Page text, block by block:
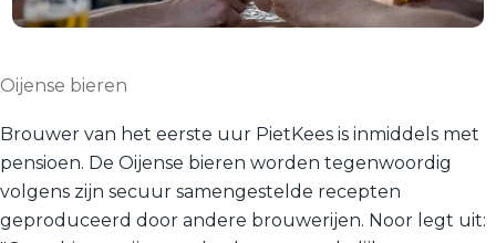
Oijense bieren
Brouwer van het eerste uur PietKees is inmiddels met
pensioen. De Oijense bieren worden tegenwoordig
volgens zijn secuur samengestelde recepten
geproduceerd door andere brouwerijen. Noor legt uit: